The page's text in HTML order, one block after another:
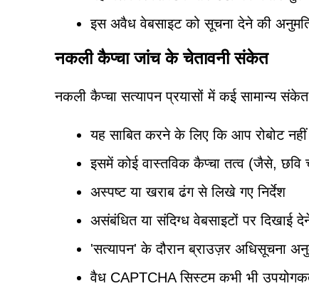
इस अवैध वेबसाइट को सूचना देने की
नकली कैप्चा जांच के चेतावनी संकेत
नकली कैप्चा सत्यापन प्रयासों में कई सामान्य
यह साबित करने के लिए कि आप रोबोट
इसमें कोई वास्तविक कैप्चा तत्व (जैसे, छवि
अस्पष्ट या खराब ढंग से लिखे गए निर्देश
असंबंधित या संदिग्ध वेबसाइटों पर दिखाई
'सत्यापन' के दौरान ब्राउज़र अधिसूचना
वैध CAPTCHA सिस्टम कभी भी